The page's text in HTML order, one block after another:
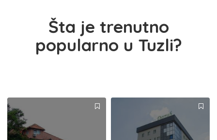
Šta je trenutno
popularno u Tuzli?